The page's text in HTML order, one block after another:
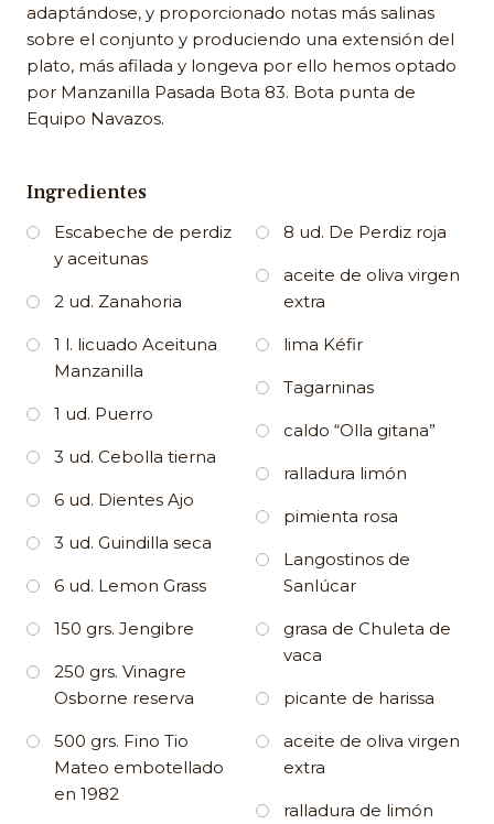
adaptándose, y proporcionado notas más salinas
sobre el conjunto y produciendo una extensión del
plato, más afilada y longeva por ello hemos optado
por Manzanilla Pasada Bota 83. Bota punta de
Equipo Navazos.
Ingredientes
Escabeche de perdiz
y aceitunas
2 ud. Zanahoria
1 l. licuado Aceituna
Manzanilla
1 ud. Puerro
3 ud. Cebolla tierna
6 ud. Dientes Ajo
3 ud. Guindilla seca
6 ud. Lemon Grass
150 grs. Jengibre
250 grs. Vinagre
Osborne reserva
500 grs. Fino Tio
Mateo embotellado
en 1982
8 ud. De Perdiz roja
aceite de oliva virgen
extra
lima Kéfir
Tagarninas
caldo “Olla gitana”
ralladura limón
pimienta rosa
Langostinos de
Sanlúcar
grasa de Chuleta de
vaca
picante de harissa
aceite de oliva virgen
extra
ralladura de limón